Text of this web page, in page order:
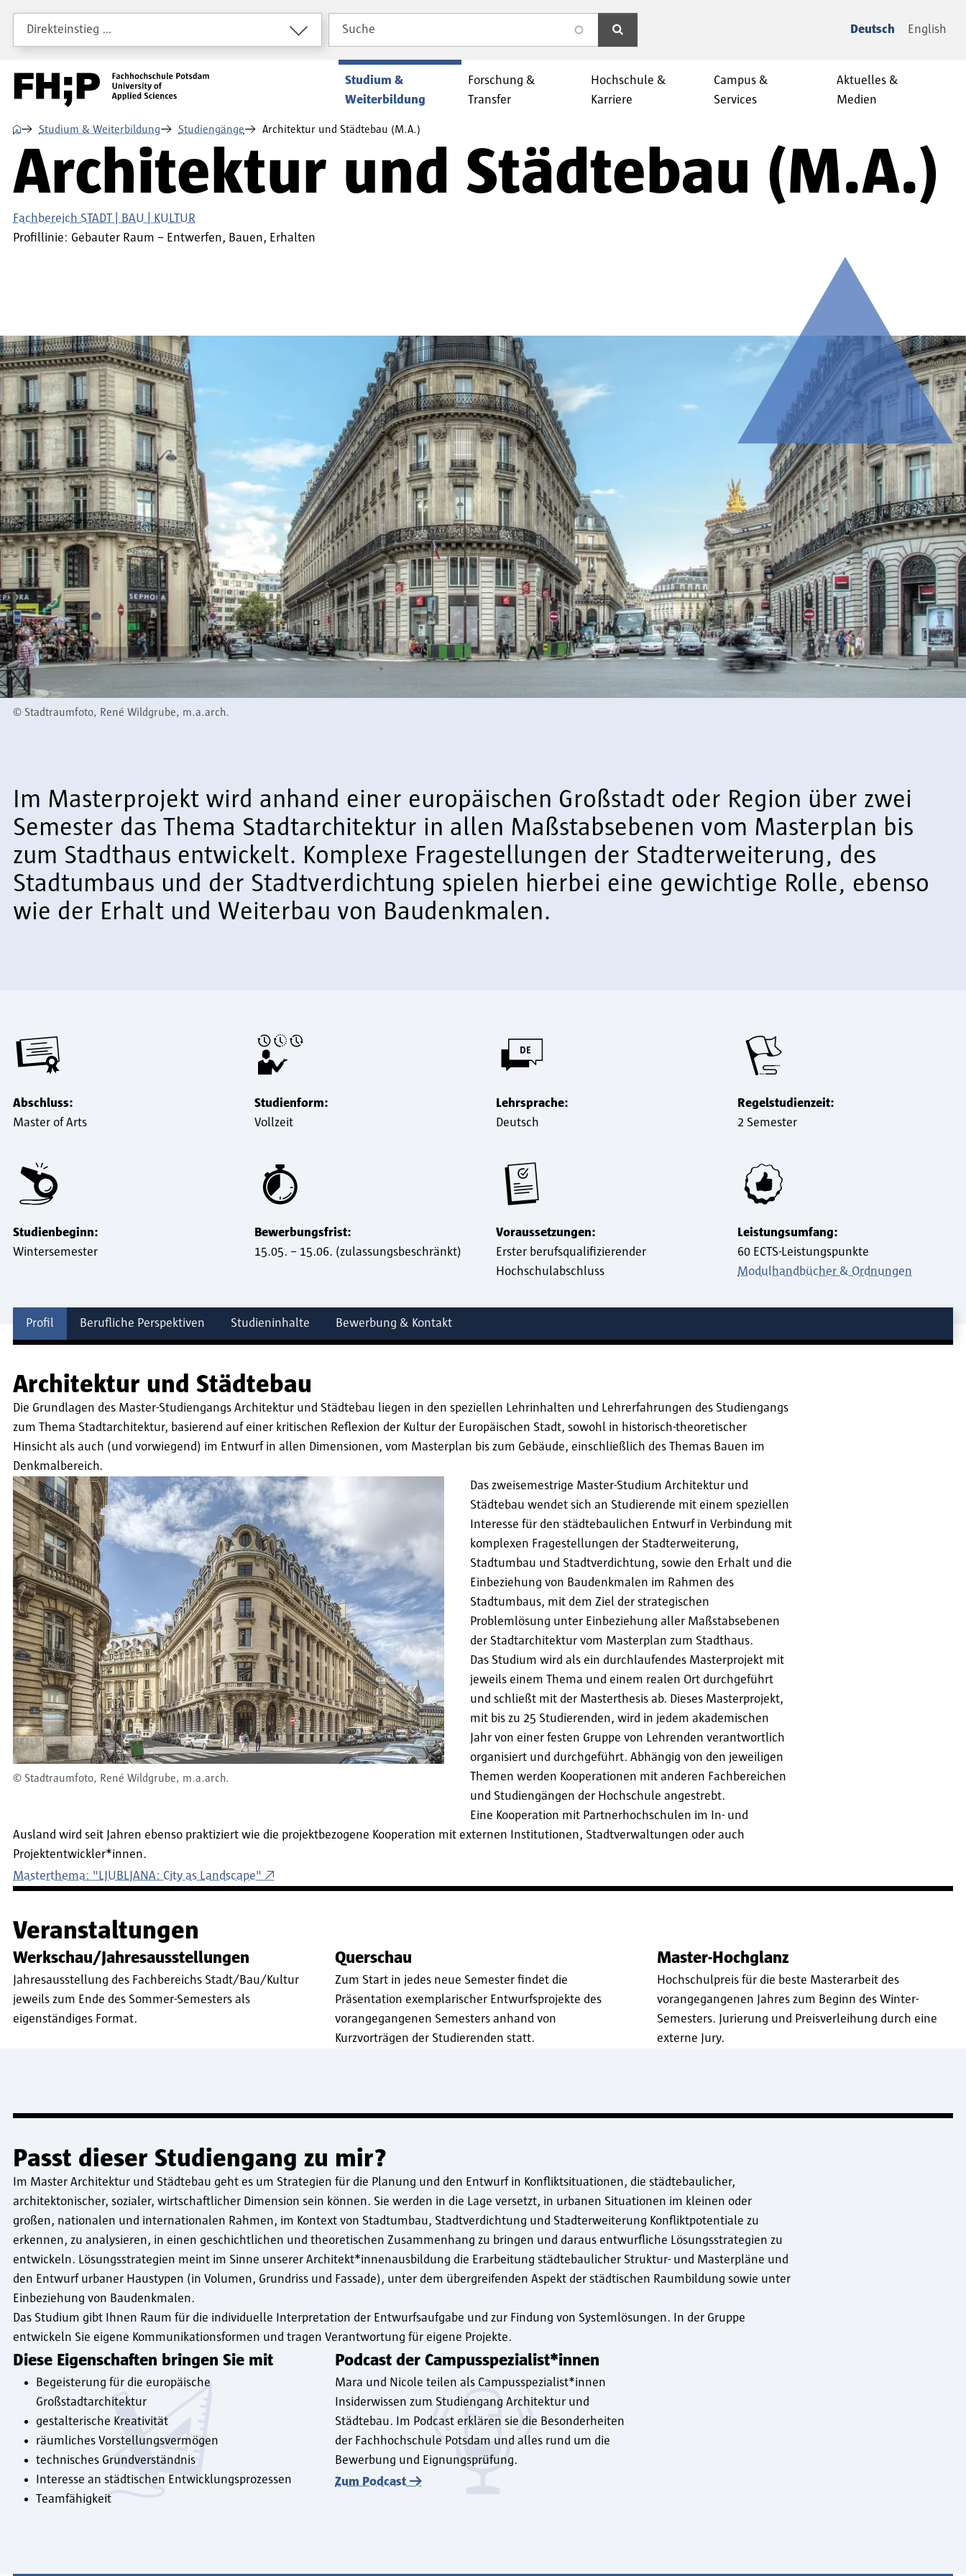
Direkt zum Inhalt
Direkt zur Hauptnavigation
Direkt zum Fußbereich
Direkteinstieg …
Suche
search Deutsch English
Studium &
Weiterbildung
Forschung &
Transfer
Hochschule &
Karriere
Campus &
Services
Aktuelles &
Medien
⌂ Studium & Weiterbildung Studiengänge Architektur und Städtebau (M.A.)
Architektur und Städtebau (M.A.)
Fachbereich STADT | BAU | KULTUR
Profillinie: Gebauter Raum – Entwerfen, Bauen, Erhalten
© Stadtraumfoto, René Wildgrube, m.a.arch.
Im Masterprojekt wird anhand einer europäischen Großstadt oder Region über zwei
Semester das Thema Stadtarchitektur in allen Maßstabsebenen vom Masterplan bis
zum Stadthaus entwickelt. Komplexe Fragestellungen der Stadterweiterung, des
Stadtumbaus und der Stadtverdichtung spielen hierbei eine gewichtige Rolle, ebenso
wie der Erhalt und Weiterbau von Baudenkmalen.
Abschluss:
Master of Arts
Studienform:
Vollzeit
Lehrsprache:
Deutsch
Regelstudienzeit:
2 Semester
Studienbeginn:
Wintersemester
Bewerbungsfrist:
15.05. – 15.06. (zulassungsbeschränkt)
Voraussetzungen:
Erster berufsqualifizierender
Hochschulabschluss
Leistungsumfang:
60 ECTS-Leistungspunkte
Modulhandbücher & Ordnungen
Profil Berufliche Perspektiven Studieninhalte Bewerbung & Kontakt
Architektur und Städtebau
Die Grundlagen des Master-Studiengangs Architektur und Städtebau liegen in den speziellen Lehrinhalten und Lehrerfahrungen des Studiengangs
zum Thema Stadtarchitektur, basierend auf einer kritischen Reflexion der Kultur der Europäischen Stadt, sowohl in historisch-theoretischer
Hinsicht als auch (und vorwiegend) im Entwurf in allen Dimensionen, vom Masterplan bis zum Gebäude, einschließlich des Themas Bauen im
Denkmalbereich.
© Stadtraumfoto, René Wildgrube, m.a.arch.
Das zweisemestrige Master-Studium Architektur und
Städtebau wendet sich an Studierende mit einem speziellen
Interesse für den städtebaulichen Entwurf in Verbindung mit
komplexen Fragestellungen der Stadterweiterung,
Stadtumbau und Stadtverdichtung, sowie den Erhalt und die
Einbeziehung von Baudenkmalen im Rahmen des
Stadtumbaus, mit dem Ziel der strategischen
Problemlösung unter Einbeziehung aller Maßstabsebenen
der Stadtarchitektur vom Masterplan zum Stadthaus.
Das Studium wird als ein durchlaufendes Masterprojekt mit
jeweils einem Thema und einem realen Ort durchgeführt
und schließt mit der Masterthesis ab. Dieses Masterprojekt,
mit bis zu 25 Studierenden, wird in jedem akademischen
Jahr von einer festen Gruppe von Lehrenden verantwortlich
organisiert und durchgeführt. Abhängig von den jeweiligen
Themen werden Kooperationen mit anderen Fachbereichen
und Studiengängen der Hochschule angestrebt.
Eine Kooperation mit Partnerhochschulen im In- und
Ausland wird seit Jahren ebenso praktiziert wie die projektbezogene Kooperation mit externen Institutionen, Stadtverwaltungen oder auch
Projektentwickler*innen.
Masterthema: "LJUBLJANA: City as Landscape"
Veranstaltungen
Werkschau/Jahresausstellungen
Jahresausstellung des Fachbereichs Stadt/Bau/Kultur
jeweils zum Ende des Sommer-Semesters als
eigenständiges Format.
Querschau
Zum Start in jedes neue Semester findet die
Präsentation exemplarischer Entwurfsprojekte des
vorangegangenen Semesters anhand von
Kurzvorträgen der Studierenden statt.
Master-Hochglanz
Hochschulpreis für die beste Masterarbeit des
vorangegangenen Jahres zum Beginn des Winter-
Semesters. Jurierung und Preisverleihung durch eine
externe Jury.
Passt dieser Studiengang zu mir?
Im Master Architektur und Städtebau geht es um Strategien für die Planung und den Entwurf in Konfliktsituationen, die städtebaulicher,
architektonischer, sozialer, wirtschaftlicher Dimension sein können. Sie werden in die Lage versetzt, in urbanen Situationen im kleinen oder
großen, nationalen und internationalen Rahmen, im Kontext von Stadtumbau, Stadtverdichtung und Stadterweiterung Konfliktpotentiale zu
erkennen, zu analysieren, in einen geschichtlichen und theoretischen Zusammenhang zu bringen und daraus entwurfliche Lösungsstrategien zu
entwickeln. Lösungsstrategien meint im Sinne unserer Architekt*innenausbildung die Erarbeitung städtebaulicher Struktur- und Masterpläne und
den Entwurf urbaner Haustypen (in Volumen, Grundriss und Fassade), unter dem übergreifenden Aspekt der städtischen Raumbildung sowie unter
Einbeziehung von Baudenkmalen.
Das Studium gibt Ihnen Raum für die individuelle Interpretation der Entwurfsaufgabe und zur Findung von Systemlösungen. In der Gruppe
entwickeln Sie eigene Kommunikationsformen und tragen Verantwortung für eigene Projekte.
Diese Eigenschaften bringen Sie mit
Begeisterung für die europäische
Großstadtarchitektur
gestalterische Kreativität
räumliches Vorstellungsvermögen
technisches Grundverständnis
Interesse an städtischen Entwicklungsprozessen
Teamfähigkeit
Podcast der Campusspezialist*innen
Mara und Nicole teilen als Campusspezialist*innen
Insiderwissen zum Studiengang Architektur und
Städtebau. Im Podcast erklären sie die Besonderheiten
der Fachhochschule Potsdam und alles rund um die
Bewerbung und Eignungsprüfung.
Zum Podcast